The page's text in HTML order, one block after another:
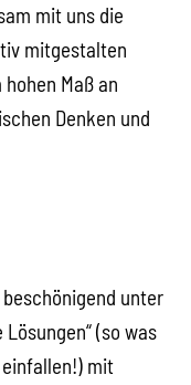
mit uns die
mitgestalten
Maß an
Denken und
unter
(so was
mit